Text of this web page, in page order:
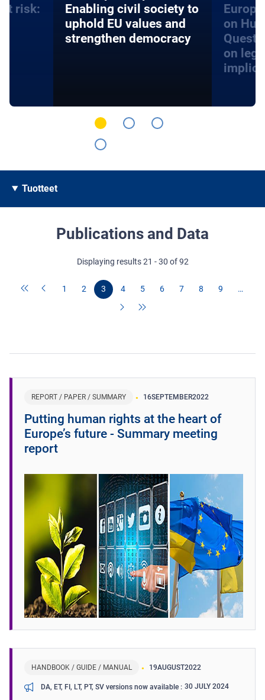
risk:
Enabling civil society to
uphold EU values and
strengthen democracy
on
on
Tuotteet
Publications and Data
Displaying results 21 - 30 of 92
1 2 3 4 5 6 7 8 9 …
REPORT / PAPER / SUMMARY 16SEPTEMBER2022
Putting human rights at the heart of
Europe’s future - Summary meeting
report
HANDBOOK / GUIDE / MANUAL 19AUGUST2022
DA, ET, FI, LT, PT, SV versions now available 30 JULY 2024